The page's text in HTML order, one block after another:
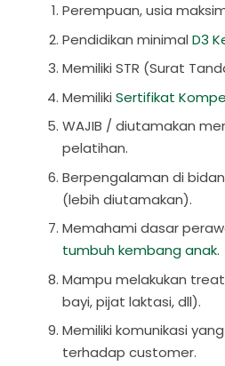
Perempuan, usia
Pendidikan minimal D3
Memiliki STR (Surat
Memiliki Sertifikat
WAJIB / diutamakan
pelatihan.
Berpengalaman di
(lebih diutamakan).
Memahami dasar
tumbuh kembang anak.
Mampu melakukan
bayi, pijat laktasi, dll).
Memiliki komunikasi
terhadap customer.